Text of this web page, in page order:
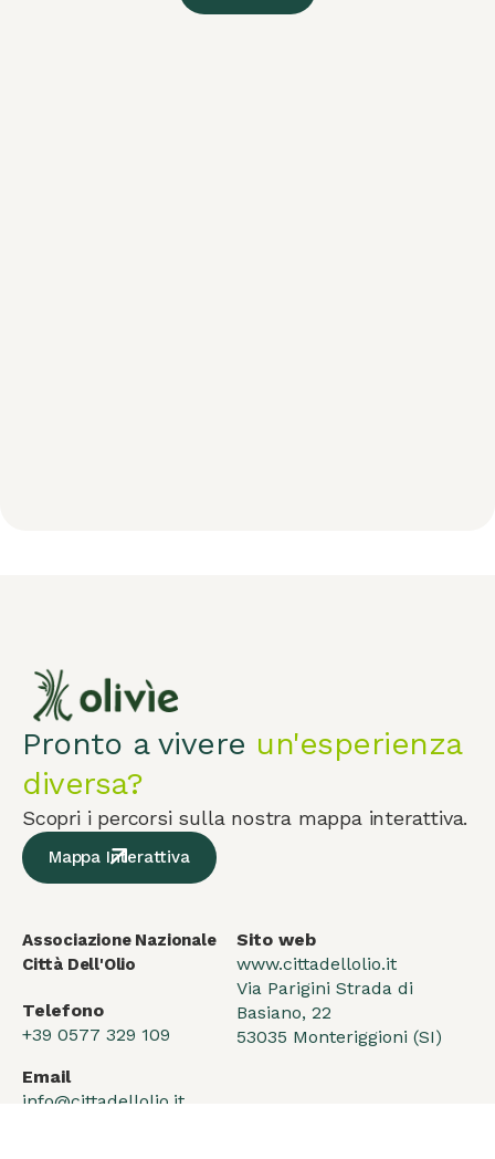
Pronto a vivere un'esperienza
diversa?
Scopri i percorsi sulla nostra mappa interattiva.
Mappa Interattiva
Associazione Nazionale
Città Dell'Olio
Telefono
+39 0577 329 109
Email
info@cittadellolio.it
Sito web
www.cittadellolio.it
Via Parigini Strada di
Basiano, 22
53035 Monteriggioni (SI)